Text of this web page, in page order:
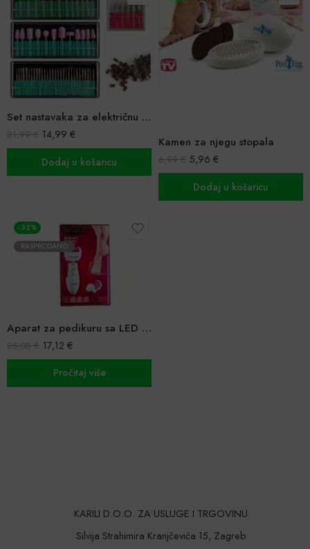
Set nastavaka za električnu turpiju za nokte – 54 nastavka + 100 kapica (2.35 mm)
21,99€ 14,99 €
Dodaj u košaricu
Kamen za njegu stopala
6,99€ 5,96 €
Dodaj u košaricu
-32%
RASPRODANO
Aparat za pedikuru sa LED svjetlom
25,08€ 17,12 €
Pročitaj više
KARILI D.O.O. ZA USLUGE I TRGOVINU
Silvija Strahimira Kranjčevića 15, Zagreb